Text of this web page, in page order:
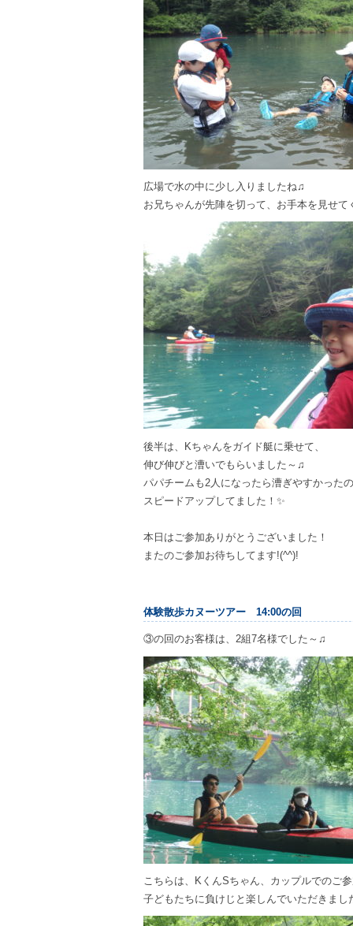
広場で水の中に少し入りましたね♫
お兄ちゃんが先陣を切って、お手本を見せて
後半は、Kちゃんをガイド艇に乗せて、
伸び伸びと漕いでもらいました～♫
パパチームも2人になったら漕ぎやすかった
スピードアップしてました！✨
本日はご参加ありがとうございました！
またのご参加お待ちしてます!(^^)!
体験散歩カヌーツアー 14:00の回
③の回のお客様は、2組7名様でした～♫
こちらは、KくんSちゃん、カップルでのご
子どもたちに負けじと楽しんでいただきまし